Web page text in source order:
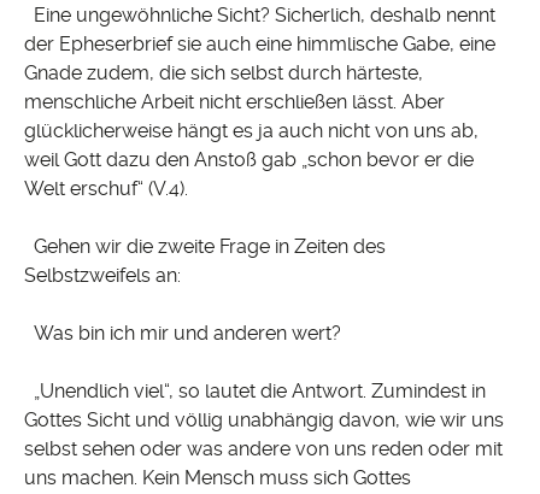
Eine ungewöhnliche Sicht? Sicherlich, deshalb nennt
der Epheserbrief sie auch eine himmlische Gabe, eine
Gnade zudem, die sich selbst durch härteste,
menschliche Arbeit nicht erschließen lässt. Aber
glücklicherweise hängt es ja auch nicht von uns ab,
weil Gott dazu den Anstoß gab „schon bevor er die
Welt erschuf“ (V.4).
Gehen wir die zweite Frage in Zeiten des
Selbstzweifels an:
Was bin ich mir und anderen wert?
„Unendlich viel“, so lautet die Antwort. Zumindest in
Gottes Sicht und völlig unabhängig davon, wie wir uns
selbst sehen oder was andere von uns reden oder mit
uns machen. Kein Mensch muss sich Gottes